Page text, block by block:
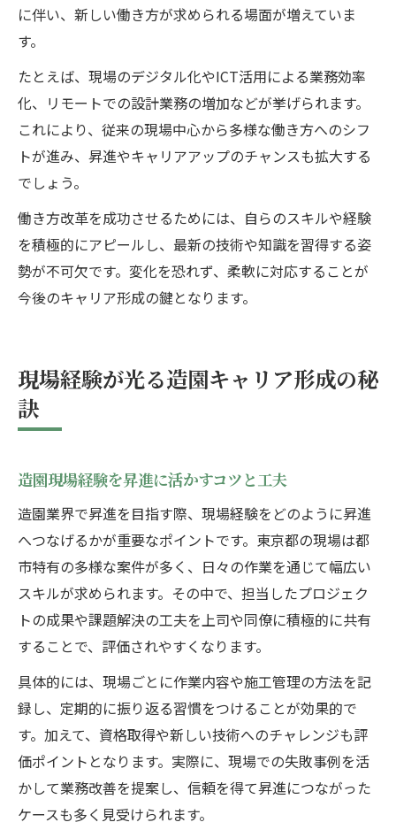
に伴い、新しい働き方が求められる場面が増えていま
す。
たとえば、現場のデジタル化やICT活用による業務効率
化、リモートでの設計業務の増加などが挙げられます。
これにより、従来の現場中心から多様な働き方へのシフ
トが進み、昇進やキャリアアップのチャンスも拡大する
でしょう。
働き方改革を成功させるためには、自らのスキルや経験
を積極的にアピールし、最新の技術や知識を習得する姿
勢が不可欠です。変化を恐れず、柔軟に対応することが
今後のキャリア形成の鍵となります。
現場経験が光る造園キャリア形成の秘
訣
造園現場経験を昇進に活かすコツと工夫
造園業界で昇進を目指す際、現場経験をどのように昇進
へつなげるかが重要なポイントです。東京都の現場は都
市特有の多様な案件が多く、日々の作業を通じて幅広い
スキルが求められます。その中で、担当したプロジェク
トの成果や課題解決の工夫を上司や同僚に積極的に共有
することで、評価されやすくなります。
具体的には、現場ごとに作業内容や施工管理の方法を記
録し、定期的に振り返る習慣をつけることが効果的で
す。加えて、資格取得や新しい技術へのチャレンジも評
価ポイントとなります。実際に、現場での失敗事例を活
かして業務改善を提案し、信頼を得て昇進につながった
ケースも多く見受けられます。